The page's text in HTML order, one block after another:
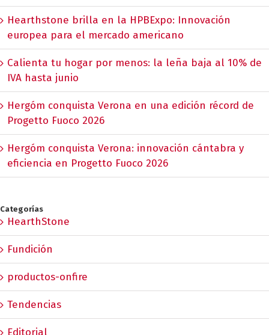
Hearthstone brilla en la HPBExpo: Innovación
europea para el mercado americano
Calienta tu hogar por menos: la leña baja al 10% de
IVA hasta junio
Hergóm conquista Verona en una edición récord de
Progetto Fuoco 2026
Hergóm conquista Verona: innovación cántabra y
eficiencia en Progetto Fuoco 2026
Categorías
HearthStone
Fundición
productos-onfire
Tendencias
Editorial